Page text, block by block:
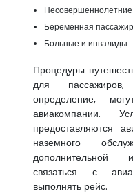
Беременная
Больные и инвалиды
Процедуры
для
определение,
авиакомпании.
предоставляются
наземного
дополнительной
связаться с
выполнять рейс.